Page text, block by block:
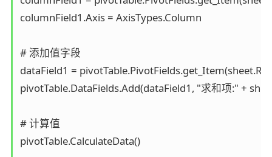
columnField1.Axis = AxisTypes.Column
# 添加值字段
dataField1 =
pivotTable.DataFields.Add(dataField1, "求和项:" +
# 计算值
pivotTable.CalculateData()